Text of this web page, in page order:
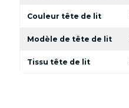
Couleur tête de lit
Modèle de tête de lit
Tissu tête de lit